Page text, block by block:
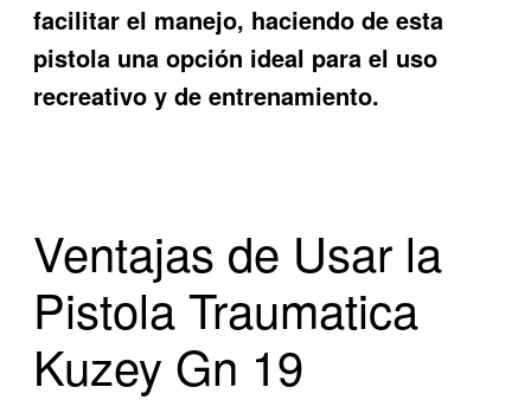
facilitar el manejo, haciendo de esta
pistola una opción ideal para el uso
recreativo y de entrenamiento.
Ventajas de Usar la
Pistola Traumatica
Kuzey Gn 19